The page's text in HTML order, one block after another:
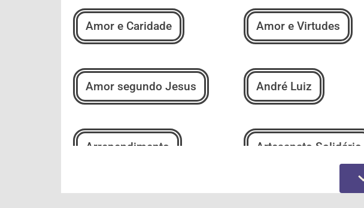
Amor e Caridade Amor e Virtudes
Amor segundo Jesus André Luiz
Arrependimento Artesanato Solidário